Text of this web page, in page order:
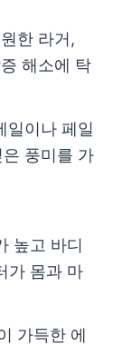
한 라거,
해소에 탁
일이나 페일
풍미를 가
높고 바디
가 몸과 마
가득한 에